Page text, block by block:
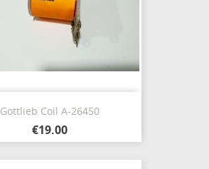
Gottlieb Coil A-26450
€19.00